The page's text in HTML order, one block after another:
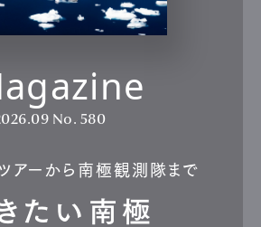
No. 580
アーから南極観測隊まで
たい南極